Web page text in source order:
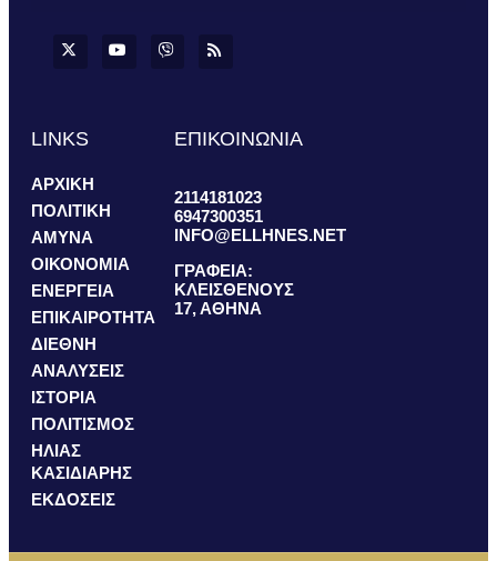
LINKS
ΑΡΧΙΚΗ
ΠΟΛΙΤΙΚΗ
ΑΜΥΝΑ
ΟΙΚΟΝΟΜΙΑ
ΕΝΕΡΓΕΙΑ
ΕΠΙΚΑΙΡΟΤΗΤΑ
ΔΙΕΘΝΗ
ΑΝΑΛΥΣΕΙΣ
ΙΣΤΟΡΙΑ
ΠΟΛΙΤΙΣΜΟΣ
ΗΛΙΑΣ
ΚΑΣΙΔΙΑΡΗΣ
ΕΚΔΟΣΕΙΣ
ΕΠΙΚΟΙΝΩΝΙΑ
2114181023
6947300351
INFO@ELLHNES.NET
ΓΡΑΦΕΙΑ:
ΚΛΕΙΣΘΕΝΟΥΣ
17, ΑΘΗΝΑ